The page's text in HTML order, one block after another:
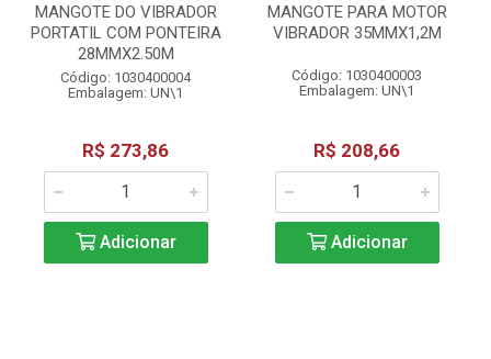
MANGOTE DO VIBRADOR
PORTATIL COM PONTEIRA
28MMX2.50M
Código: 1030400004
Embalagem: UN\1
R$ 273,86
Adicionar
MANGOTE PARA MOTOR
VIBRADOR 35MMX1,2M
Código: 1030400003
Embalagem: UN\1
R$ 208,66
Adicionar